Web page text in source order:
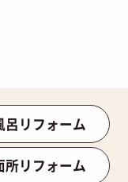
呂リフォーム
所リフォーム